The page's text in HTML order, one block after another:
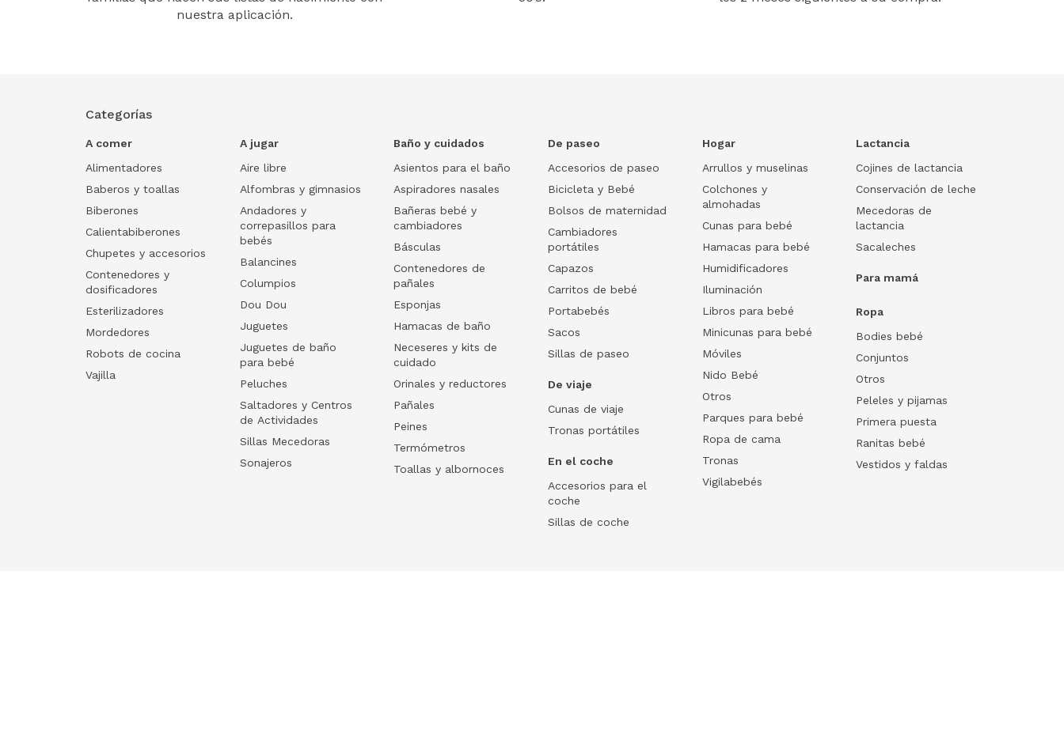
nuestra aplicación.
Categorías
A comer
Alimentadores
Baberos y toallas
Biberones
Calientabiberones
Chupetes y accesorios
Contenedores y
dosificadores
Esterilizadores
Mordedores
Robots de cocina
Vajilla
A jugar
Aire libre
Alfombras y gimnasios
Andadores y
correpasillos para
bebés
Balancines
Columpios
Dou Dou
Juguetes
Juguetes de baño
para bebé
Peluches
Saltadores y Centros
de Actividades
Sillas Mecedoras
Sonajeros
Baño y cuidados
Asientos para el baño
Aspiradores nasales
Bañeras bebé y
cambiadores
Básculas
Contenedores de
pañales
Esponjas
Hamacas de baño
Neceseres y kits de
cuidado
Orinales y reductores
Pañales
Peines
Termómetros
Toallas y albornoces
De paseo
Accesorios de paseo
Bicicleta y Bebé
Bolsos de maternidad
Cambiadores
portátiles
Capazos
Carritos de bebé
Portabebés
Sacos
Sillas de paseo
De viaje
Cunas de viaje
Tronas portátiles
En el coche
Accesorios para el
coche
Sillas de coche
Hogar
Arrullos y muselinas
Colchones y
almohadas
Cunas para bebé
Hamacas para bebé
Humidificadores
Iluminación
Libros para bebé
Minicunas para bebé
Móviles
Nido Bebé
Otros
Parques para bebé
Ropa de cama
Tronas
Vigilabebés
Lactancia
Cojines de lactancia
Conservación de leche
Mecedoras de
lactancia
Sacaleches
Para mamá
Ropa
Bodies bebé
Conjuntos
Otros
Peleles y pijamas
Primera puesta
Ranitas bebé
Vestidos y faldas